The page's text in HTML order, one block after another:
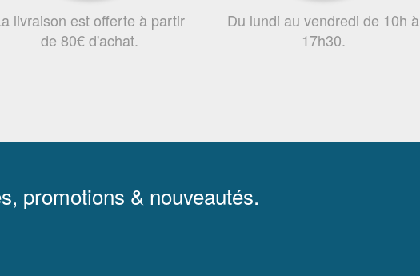
livraison est offerte à partir
de 80€ d'achat.
Du lundi au vendredi de 10h à
17h30.
promotions & nouveautés.